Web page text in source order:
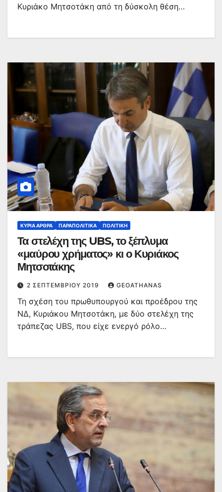
Κυριάκο Μητσοτάκη από τη δύσκολη θέση…
ΚΥΡΙΑ ΑΡΘΡΑ ΠΑΡΑΠΟΛΙΤΙΚΆ ΠΟΛΙΤΙΚΉ
Τα στελέχη της UBS, το ξέπλυμα
«μαύρου χρήματος» κι ο Κυριάκος
Μητσοτάκης
2 ΣΕΠΤΕΜΒΡΊΟΥ 2019 GEOATHANAS
Τη σχέση του πρωθυπουργού και προέδρου της
ΝΔ, Κυριάκου Μητσοτάκη, με δύο στελέχη της
τράπεζας UBS, που είχε ενεργό ρόλο…